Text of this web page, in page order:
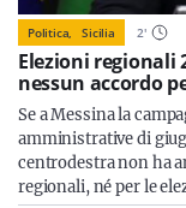
Politica, Sicilia 2'
Elezioni regionali
nessun accordo
Se a Messina la
amministrative di
centrodestra non ha
regionali, né per le